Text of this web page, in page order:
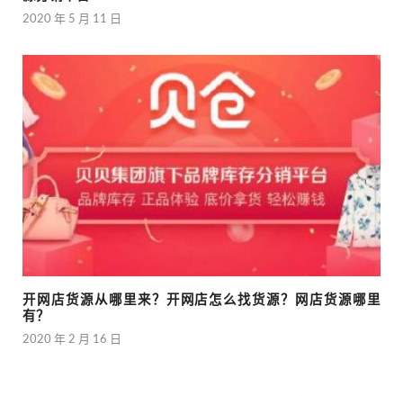
2020 年 5 月 11 日
开网店货源从哪里来？开网店怎么找货源？网店货源哪里
有？
2020 年 2 月 16 日